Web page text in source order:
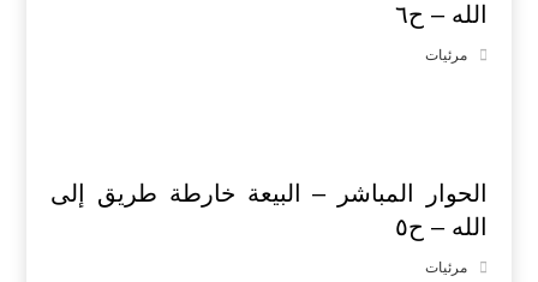
الله – ح٦
مرئيات
الحوار المباشر – البيعة خارطة طريق إلى
الله – ح٥
مرئيات